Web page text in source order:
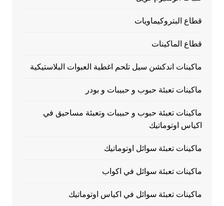
قطاع البتروكيماويات
قطاع الماكينات
ماكينات اندكشن سيل تلحم اغطية العبوات البلاستيكية
ماكينات تعبئة حبوب و حبيبات و بودر
ماكينات تعبئة حبوب و حبيبات وتعبئة مساحيق في
اكياس اوتوماتيك
ماكينات تعبئة سوائل اوتوماتيك
ماكينات تعبئة سوائل في اكواب
ماكينات تعبئة سوائل في اكياس اوتوماتيك